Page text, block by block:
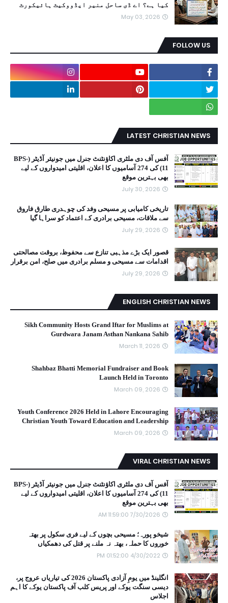
کیا ہے؟ اے ڈی ساحل منیر ایڈووکیٹ ہائیکورٹ
May 03, 2026
FOLLOW US
LATEST CHRISTIAN NEWS
آفس آف دی ملٹری اکاؤنٹنٹ جنرل میں جونیئر آڈیٹر (BPS-
11) کی 274 آسامیوں کا اعلان، اقلیتی امیدواروں کے لیے
بھی بہترین موقع
July 30, 2026
تاریخی کامیابی پر مسیحی وفد کی چوہدری طارق فاروق
سے ملاقات، مسیحی برادری کے اعتماد کو سراہا گیا
July 29, 2026
قصور ایک بڑے مذہبی تنازع سے محفوظ، بروقت مصالحتی
اقدامات سے مسیحی و مسلم برادری میں صلح، امن برقرار
July 29, 2026
ENGLISH CHRISTIAN NEWS
Sikh Community Hosts Grand Iftar for Muslims at
Gurdwara Janam Asthan Nankana Sahib
March 11, 2026
Shahbaz Bhatti Memorial Fundraiser and Book
Launch Held in Toronto
March 09, 2026
Youth Conference 2026 Held in Lahore Encouraging
Christian Youth Toward Education and Leadership
March 09, 2026
VIRAL CHRISTIAN NEWS
آفس آف دی ملٹری اکاؤنٹنٹ جنرل میں جونیئر آڈیٹر (BPS-
11) کی 274 آسامیوں کا اعلان، اقلیتی امیدواروں کے لیے
بھی بہترین موقع
7/30/2026 11:59:00 AM
شیخو پورہ؛ مسیحی بچوں کے لیے فری سکول پر بھتہ
خوروں کا حملہ، بھتہ نہ ملنے پر قتل کی دھمکیاں
4/30/2022 01:52:00 PM
انگلینڈ میں یومِ آزادی پاکستان 2026 کی تیاریاں عروج پر،
دیسی سنگت یوکے اور پریس کلب آف پاکستان یوکے کا اہم
اجلاس